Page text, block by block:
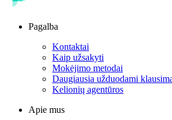
Pagalba
Kontaktai
Kaip užsakyti
Mokėjimo metodai
Daugiausia užduodami
Kelionių agentūros
Apie mus